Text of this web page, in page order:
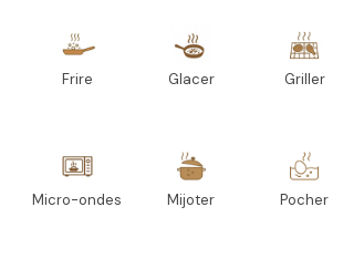
Frire Glacer Griller
Micro-ondes Mijoter Pocher